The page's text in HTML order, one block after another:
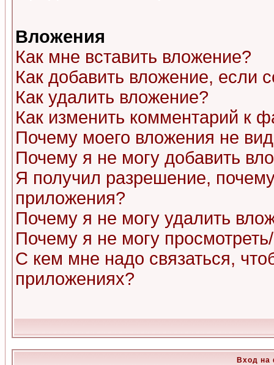
Вложения
Как мне вставить вложение?
Как добавить вложение, если
Как удалить вложение?
Как изменить комментарий к
Почему моего вложения не
Почему я не могу добавить
Я получил разрешение,
приложения?
Почему я не могу удалить
Почему я не могу
С кем мне надо связаться,
приложениях?
Вход на